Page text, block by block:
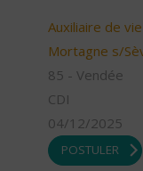
Auxiliaire de
Mortagne s/
85 - Vendée
CDI
04/12/2025
POSTULER